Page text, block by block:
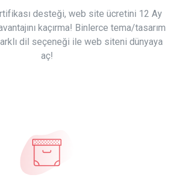
desteği, web site ücretini 12 Ay
kaçırma! Binlerce tema/tasarım
dil seçeneği ile web siteni dünyaya
aç!